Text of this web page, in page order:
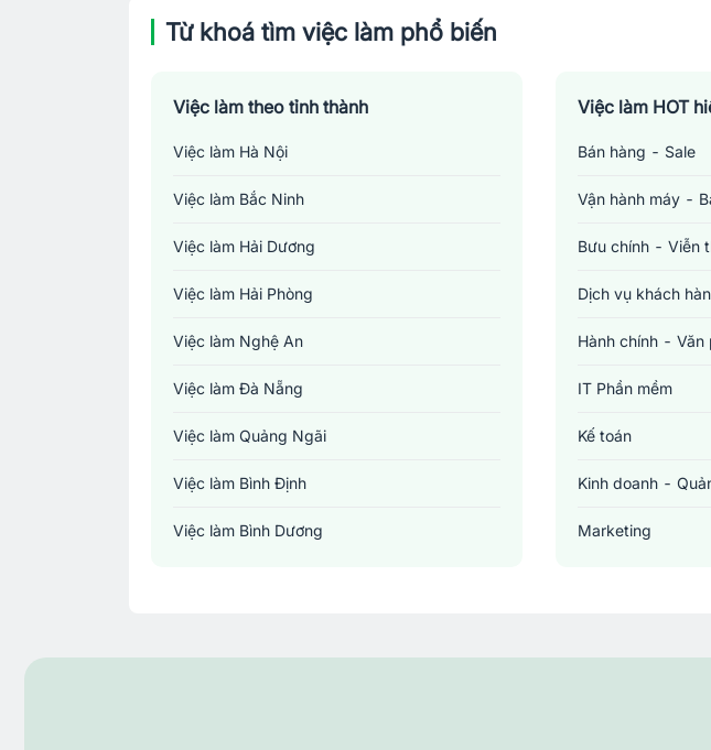
Từ khoá tìm việc làm phổ biến
Việc làm theo tỉnh thành
Việc làm Hà Nội
Việc làm Bắc Ninh
Việc làm Hải Dương
Việc làm Hải Phòng
Việc làm Nghệ An
Việc làm Đà Nẵng
Việc làm Quảng Ngãi
Việc làm Bình Định
Việc làm Bình Dương
Việc làm HOT
Bán hàng - Sale
Vận hành máy -
Bưu chính - Viễn
Dịch vụ khách
Hành chính - Văn
IT Phần mềm
Kế toán
Kinh doanh -
Marketing